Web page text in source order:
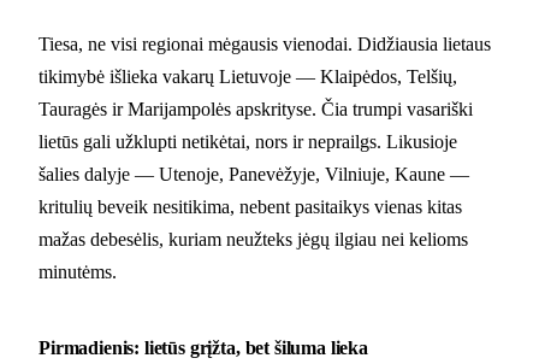
Tiesa, ne visi regionai mėgausis vienodai. Didžiausia lietaus
tikimybė išlieka vakarų Lietuvoje — Klaipėdos, Telšių,
Tauragės ir Marijampolės apskrityse. Čia trumpi vasariški
lietūs gali užklupti netikėtai, nors ir neprailgs. Likusioje
šalies dalyje — Utenoje, Panevėžyje, Vilniuje, Kaune —
kritulių beveik nesitikima, nebent pasitaikys vienas kitas
mažas debesėlis, kuriam neužteks jėgų ilgiau nei kelioms
minutėms.
Pirmadienis: lietūs grįžta, bet šiluma lieka